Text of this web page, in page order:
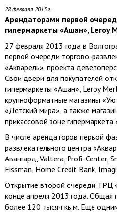
28 февраля 2013 г.
Арендаторами первой
гипермаркеты «Ашан», Leroy
27 февраля 2013 года в
первой очереди торгово-
«Акварель», проекта
Свои двери для покупателей
гипермаркеты «Ашан», Leroy
крупноформатные магазины
«Детский мира», а также
прикассовой зоне гипермаркета
В числе арендаторов первой
развлекательного центра
Авангард, Valtera, Profi-Center,
Fissman, Home Credit Bank,
Открытие второй очереди ТРЦ
конце апреля 2013 года.
более 120 тысяч кв.м. Еще